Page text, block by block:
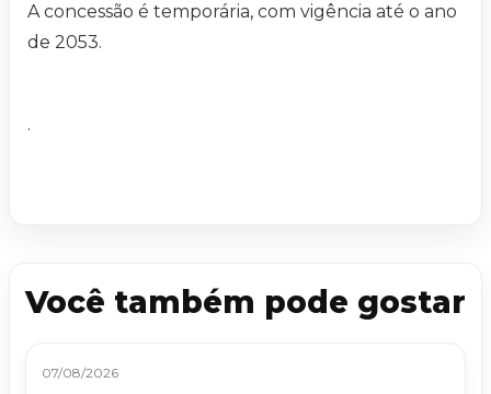
A concessão é temporária, com vigência até o ano
de 2053.
.
Você também pode gostar
07/08/2026